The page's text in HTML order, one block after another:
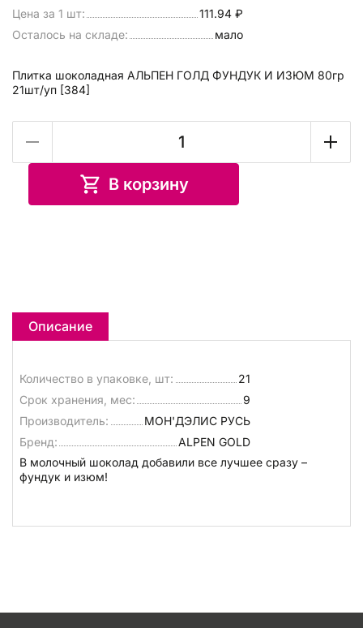
Цена за 1 шт:
111.94 ₽
Осталось на складе:
мало
Плитка шоколадная АЛЬПЕН ГОЛД ФУНДУК И ИЗЮМ 80гр
21шт/уп [384]
В корзину
Описание
Количество в упаковке, шт:
21
Срок хранения, мес:
9
Производитель:
МОН'ДЭЛИС РУСЬ
Бренд:
ALPEN GOLD
В молочный шоколад добавили все лучшее сразу –
фундук и изюм!